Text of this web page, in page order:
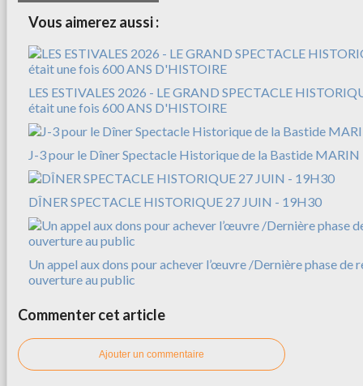
Vous aimerez aussi :
LES ESTIVALES 2026 - LE GRAND SPECTACLE
était une fois 600 ANS D'HISTOIRE
J-3 pour le Dîner Spectacle Historique de la Bastide MARIN
DÎNER SPECTACLE HISTORIQUE 27 JUIN - 19H30
Un appel aux dons pour achever l’œuvre /Dernière phase de
ouverture au public
Commenter cet article
Ajouter un commentaire